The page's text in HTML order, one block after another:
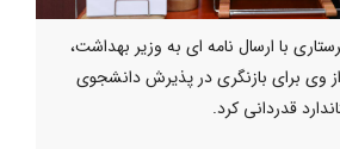
با ارسال نامه ای به وزیر بهداشت،
وی برای بازنگری در پذیرش دانشجوی
قدردانی کرد.